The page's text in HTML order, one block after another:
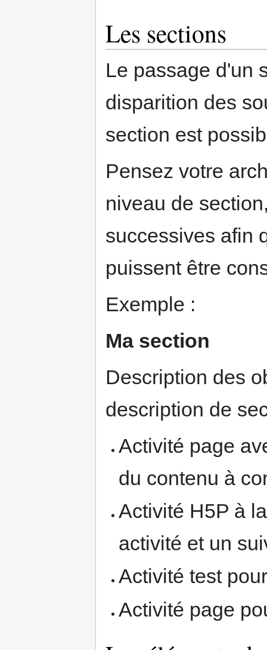
Les sections
Le passage d'un
disparition des
section est
Pensez votre
niveau de
successives afin
puissent être
Exemple :
Ma section
Description des
description de
Activité page
du contenu à
Activité H5P à
activité et un
Activité test
Activité page